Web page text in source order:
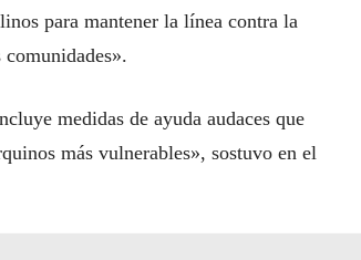
para mantener la línea contra la
medidas de ayuda audaces que
más vulnerables», sostuvo en el